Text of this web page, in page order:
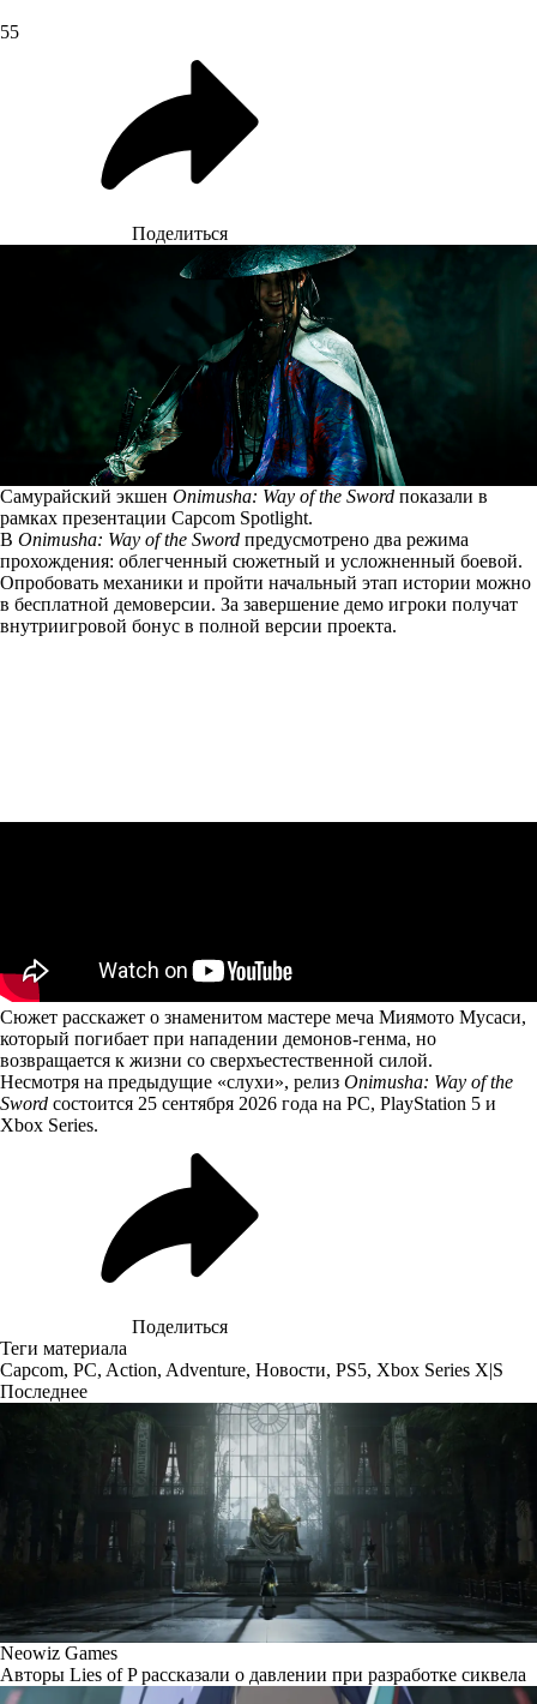
55
Поделиться
Самурайский экшен Onimusha: Way of the Sword показали в
рамках презентации Capcom Spotlight.
В Onimusha: Way of the Sword предусмотрено два режима
прохождения: облегченный сюжетный и усложненный боевой.
Опробовать механики и пройти начальный этап истории можно
в бесплатной демоверсии. За завершение демо игроки получат
внутриигровой бонус в полной версии проекта.
Сюжет расскажет о знаменитом мастере меча Миямото Мусаси,
который погибает при нападении демонов-генма, но
возвращается к жизни со сверхъестественной силой.
Несмотря на предыдущие «слухи», релиз Onimusha: Way of the
Sword состоится 25 сентября 2026 года на PC, PlayStation 5 и
Xbox Series.
Поделиться
Теги материала
Capcom, PC, Action, Adventure, Новости, PS5, Xbox Series X|S
Последнее
Neowiz Games
Авторы Lies of P рассказали о давлении при разработке сиквела